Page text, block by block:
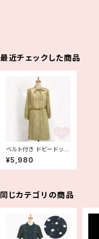
最近チェックした商品
ベルト付き ドビードット
ボタニカル風ボウタイワ
ンピース 古着
¥5,980
同じカテゴリの商品